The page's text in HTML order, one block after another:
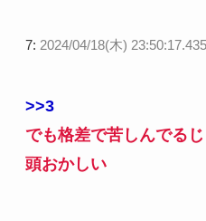
7: 2024/04/18(木) 23:50:17.435
>>3
でも格差で苦しんでる
頭おかしい